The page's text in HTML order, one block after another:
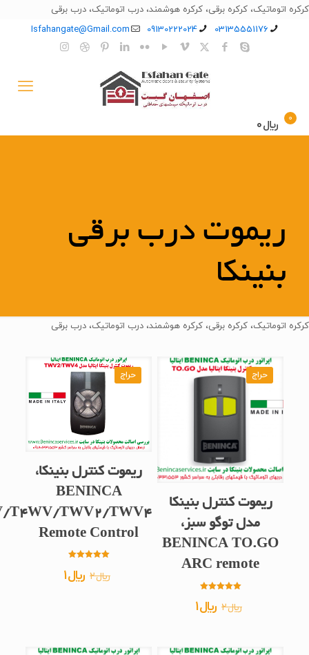
کرکره اتوماتیک، کرکره برقی، کرکره هوشمند، درب اتوماتیک، درب برقی
03135551176
09130222024
Isfahangate@Gmail.com
0 ﷼0
ریموت درب برقی
بنینکا
کرکره اتوماتیک، کرکره برقی، کرکره هوشمند، درب اتوماتیک، درب برقی
حراج
ریموت کنترل بنینکا
مدل توگو سبز،
BENINCA TO.GO
ARC remote
5.00
از 5 ﷼2 قیمت
﷼2
﷼1
﷼1
حراج
ریموت کنترل بنینکا،
BENINCA
T4WV/TWV2/TWV4
Remote Control
5.00
از 5 ﷼2 قیمت
﷼1قیمت